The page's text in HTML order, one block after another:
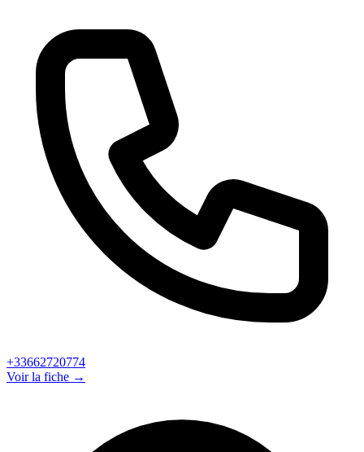
+33662720774
Voir la fiche →